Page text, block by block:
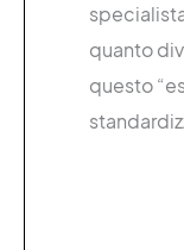
quanto
questo